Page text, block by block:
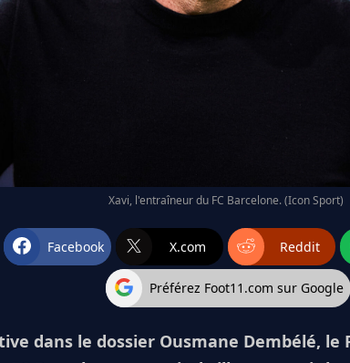
Xavi, l'entraîneur du FC Barcelone. (Icon Sport)
Facebook X.com Reddit
Préférez Foot11.com sur Google
dans le dossier Ousmane Dembélé, le